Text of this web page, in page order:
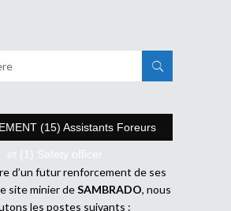
(15) Assistants Foreurs
et (1) Safety officer
d’un futur renforcement de ses
site minier deSAMBRADO, nous
les postes suivants :